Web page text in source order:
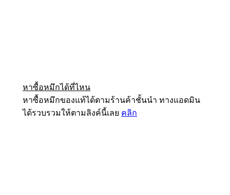
หาซื้อหมึกได้ที่ไหน
หาซื้อหมึกของแท้ได้ตามร้านค้าชั้นนำ ทางแอดมิน
ได้รวบรวมให้ตามลิงค์นี้เลย คลิก